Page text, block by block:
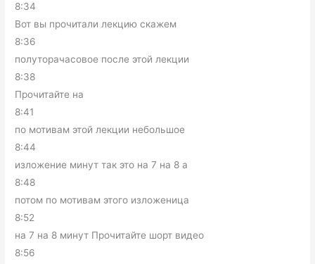
8:34
Вот вы прочитали лекцию скажем
8:36
полуторачасовое после этой лекции
8:38
Прочитайте на
8:41
по мотивам этой лекции небольшое
8:44
изложение минут так это на 7 на 8 а
8:48
потом по мотивам этого изложеница
8:52
на 7 на 8 минут Прочитайте шорт видео
8:56